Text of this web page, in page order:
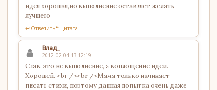
идея хорошая,но выполнение оставляет желать
лучшего
↩ Ответить❝ Цитата
Влад_
2012-02-04 13:12:19
Слав, это не выполнение, а воплощение идеи.
Хорошей. <br /><br />Мама только начинает
писать стихи, поэтому данная попытка очень даже